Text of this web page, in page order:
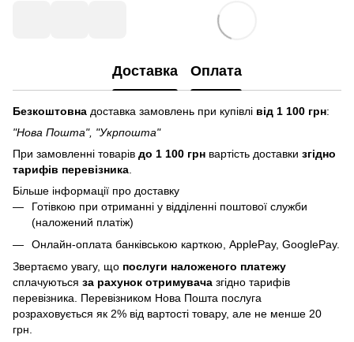
Доставка Оплата
Безкоштовна доставка замовлень при купівлі від 1 100 грн:
"Нова Пошта", "Укрпошта"
При замовленні товарів до 1 100 грн вартість доставки згідно
тарифів перевізника
Більше інформації про доставку
Готівкою при отриманні у відділенні поштової служби
(наложений платіж)
Онлайн-оплата банківською карткою, ApplePay, GooglePay.
Звертаємо увагу, що послуги наложеного платежу
сплачуються за рахунок отримувача згідно тарифів
перевізника. Перевізником Нова Пошта послуга
розраховується як 2% від вартості товару, але не менше 20
грн.